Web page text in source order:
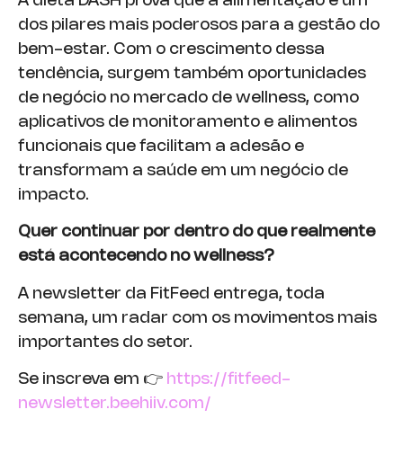
dos pilares mais poderosos para a gestão do
bem-estar. Com o crescimento dessa
tendência, surgem também oportunidades
de negócio no mercado de wellness, como
aplicativos de monitoramento e alimentos
funcionais que facilitam a adesão e
transformam a saúde em um negócio de
impacto.
Quer continuar por dentro do que realmente
está acontecendo no wellness?
A newsletter da FitFeed entrega, toda
semana, um radar com os movimentos mais
importantes do setor.
Se inscreva em 👉 https://fitfeed-
newsletter.beehiiv.com/